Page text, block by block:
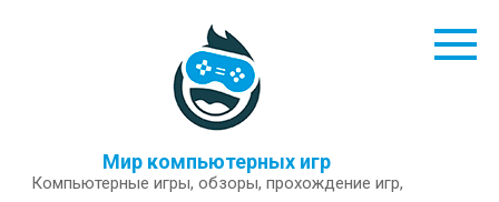
Мир компьютерных игр
Компьютерные игры, обзоры, прохождение игр,